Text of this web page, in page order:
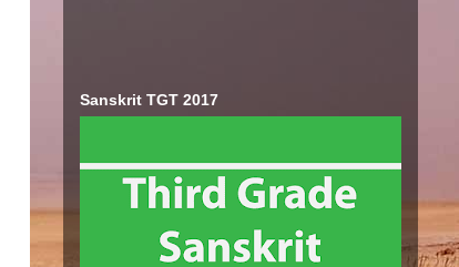
Sanskrit TGT 2017